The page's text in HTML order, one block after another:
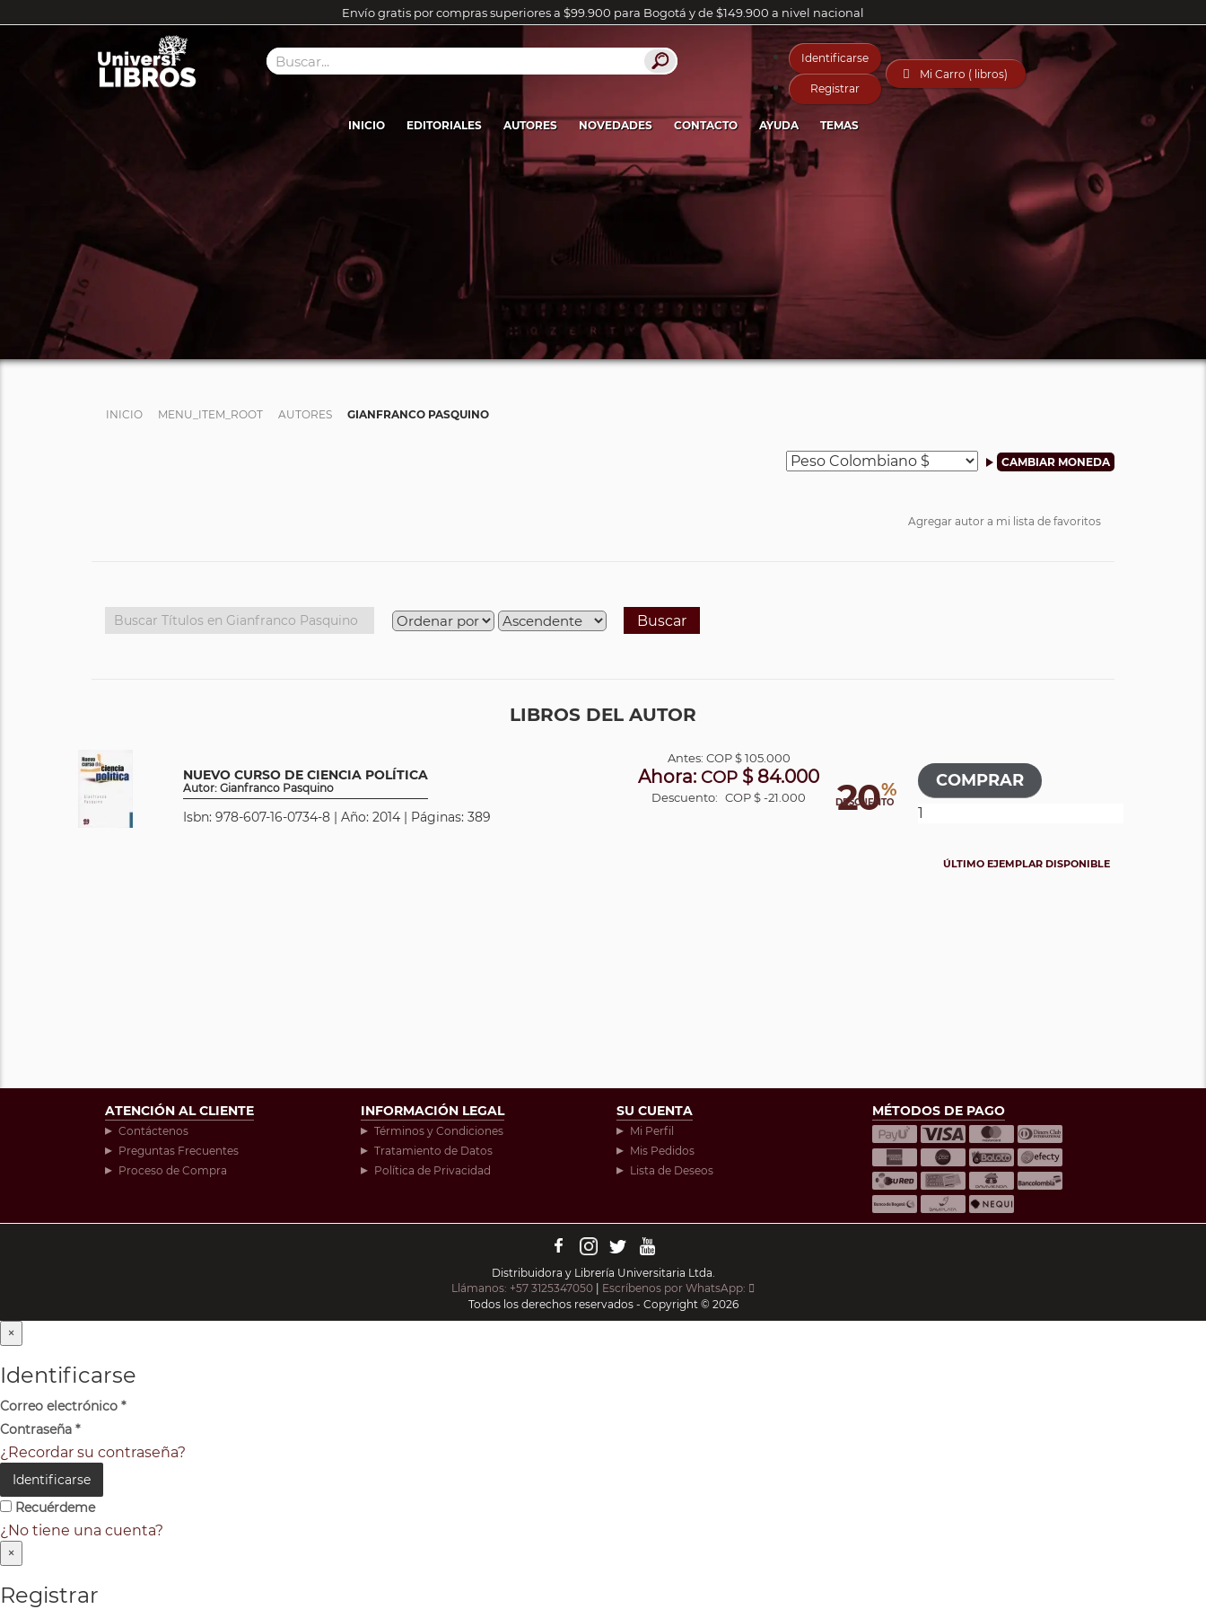
Envío gratis por compras superiores a $99.900 para Bogotá y de $149.900 a nivel nacional
Identificarse
Registrar
 Mi Carro ( libros)
INICIO EDITORIALES AUTORES NOVEDADES CONTACTO AYUDA TEMAS
INICIO MENU_ITEM_ROOT AUTORES GIANFRANCO PASQUINO
Agregar autor a mi lista de favoritos
Buscar
LIBROS DEL AUTOR
NUEVO CURSO DE CIENCIA POLÍTICA
Autor: Gianfranco Pasquino
Isbn: 978-607-16-0734-8 | Año: 2014 | Páginas: 389 20%
DESCUENTO
Antes: COP$ 105.000
Ahora: COP $ 84.000
Descuento: COP $ -21.000
ÚLTIMO EJEMPLAR DISPONIBLE
ATENCIÓN AL CLIENTE
Contáctenos
Preguntas Frecuentes
Proceso de Compra
INFORMACIÓN LEGAL
Términos y Condiciones
Tratamiento de Datos
Política de Privacidad
SU CUENTA
Mi Perfil
Mis Pedidos
Lista de Deseos
MÉTODOS DE PAGO
Distribuidora y Librería Universitaria Ltda.
Llámanos: +57 3125347050
Escríbenos por WhatsApp:
Todos los derechos reservados - Copyright © 2026
×
Identificarse
Correo electrónico *
Contraseña *
¿Recordar su contraseña?
Identificarse
Recuérdeme
¿No tiene una cuenta?
×
Registrar